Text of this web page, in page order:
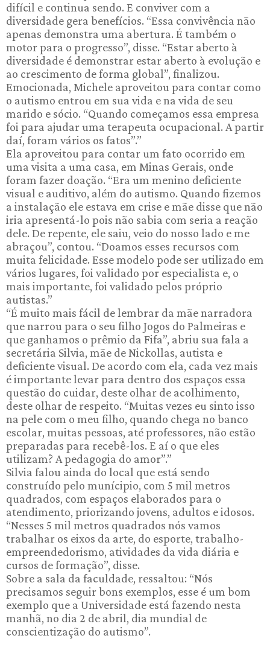
difícil e continua sendo. E conviver com a
diversidade gera benefícios. “Essa convivência não
apenas demonstra uma abertura. É também o
motor para o progresso”, disse. “Estar aberto à
diversidade é demonstrar estar aberto à evolução e
ao crescimento de forma global”, finalizou.
Emocionada, Michele aproveitou para contar como
o autismo entrou em sua vida e na vida de seu
marido e sócio. “Quando começamos essa empresa
foi para ajudar uma terapeuta ocupacional. A partir
daí, foram vários os fatos”.”
Ela aproveitou para contar um fato ocorrido em
uma visita a uma casa, em Minas Gerais, onde
foram fazer doação. “Era um menino deficiente
visual e auditivo, além do autismo. Quando fizemos
a instalação ele estava em crise e mãe disse que não
iria apresentá-lo pois não sabia com seria a reação
dele. De repente, ele saiu, veio do nosso lado e me
abraçou”, contou. “Doamos esses recursos com
muita felicidade. Esse modelo pode ser utilizado em
vários lugares, foi validado por especialista e, o
mais importante, foi validado pelos próprio
autistas.”
“É muito mais fácil de lembrar da mãe narradora
que narrou para o seu filho Jogos do Palmeiras e
que ganhamos o prêmio da Fifa”, abriu sua fala a
secretária Silvia, mãe de Nickollas, autista e
deficiente visual. De acordo com ela, cada vez mais
é importante levar para dentro dos espaços essa
questão do cuidar, deste olhar de acolhimento,
deste olhar de respeito. “Muitas vezes eu sinto isso
na pele com o meu filho, quando chega no banco
escolar, muitas pessoas, até professores, não estão
preparadas para recebê-los. E aí o que eles
utilizam? A pedagogia do amor”.”
Silvia falou ainda do local que está sendo
construído pelo munícipio, com 5 mil metros
quadrados, com espaços elaborados para o
atendimento, priorizando jovens, adultos e idosos.
“Nesses 5 mil metros quadrados nós vamos
trabalhar os eixos da arte, do esporte, trabalho-
empreendedorismo, atividades da vida diária e
cursos de formação”, disse.
Sobre a sala da faculdade, ressaltou: “Nós
precisamos seguir bons exemplos, esse é um bom
exemplo que a Universidade está fazendo nesta
manhã, no dia 2 de abril, dia mundial de
conscientização do autismo”.